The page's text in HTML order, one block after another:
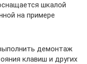
шкалой
на примере
демонтаж
клавиш и других